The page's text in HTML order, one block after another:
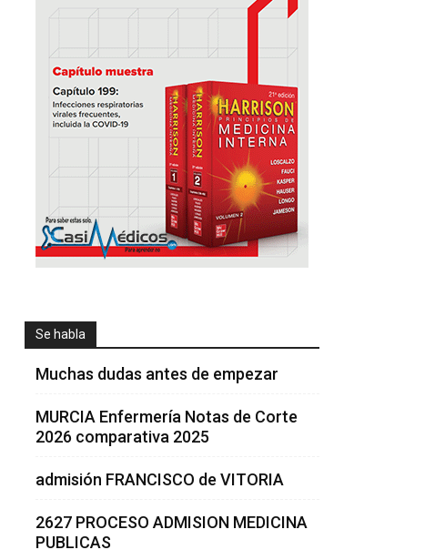
Se habla
Muchas dudas antes de empezar
MURCIA Enfermería Notas de Corte
2026 comparativa 2025
admisión FRANCISCO de VITORIA
2627 PROCESO ADMISION MEDICINA
PUBLICAS